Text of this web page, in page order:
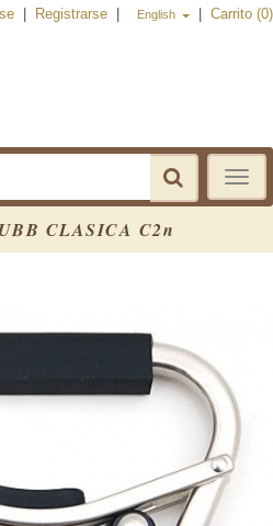
Registrarse English Carrito (0)
Toggle
CLASICA C2n